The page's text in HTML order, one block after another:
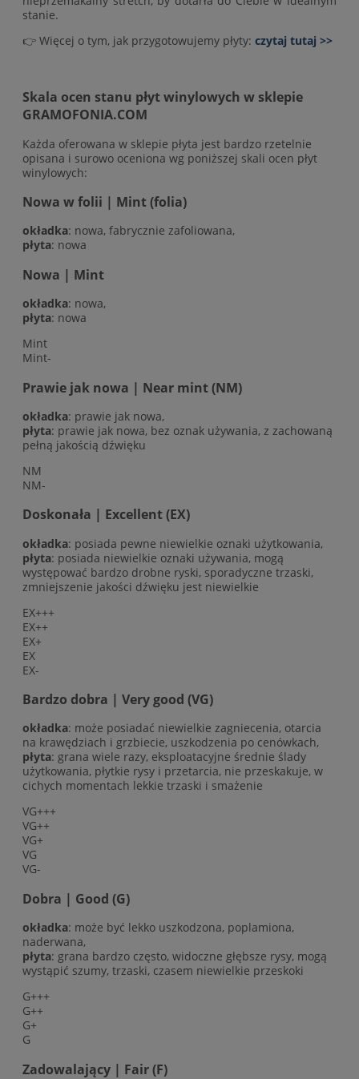
stanie.
👉 Więcej o tym, jak przygotowujemy płyty: czytaj tutaj >>
Skala ocen stanu płyt winylowych w sklepie
GRAMOFONIA.COM
Każda oferowana w sklepie płyta jest bardzo rzetelnie
opisana i surowo oceniona wg poniższej skali ocen płyt
winylowych:
Nowa w folii | Mint (folia)
okładka: nowa, fabrycznie zafoliowana,
płyta: nowa
Nowa | Mint
okładka: nowa,
płyta: nowa
Mint
Mint-
Prawie jak nowa | Near mint (NM)
okładka: prawie jak nowa,
płyta: prawie jak nowa, bez oznak używania, z zachowaną
pełną jakością dźwięku
NM
NM-
Doskonała | Excellent (EX)
okładka: posiada pewne niewielkie oznaki użytkowania,
płyta: posiada niewielkie oznaki używania, mogą
występować bardzo drobne ryski, sporadyczne trzaski,
zmniejszenie jakości dźwięku jest niewielkie
EX+++
EX++
EX+
EX
EX-
Bardzo dobra | Very good (VG)
okładka: może posiadać niewielkie zagniecenia, otarcia
na krawędziach i grzbiecie, uszkodzenia po cenówkach,
płyta: grana wiele razy, eksploatacyjne średnie ślady
użytkowania, płytkie rysy i przetarcia, nie przeskakuje, w
cichych momentach lekkie trzaski i smażenie
VG+++
VG++
VG+
VG
VG-
Dobra | Good (G)
okładka: może być lekko uszkodzona, poplamiona,
naderwana,
płyta: grana bardzo często, widoczne głębsze rysy, mogą
wystąpić szumy, trzaski, czasem niewielkie przeskoki
G+++
G++
G+
G
Zadowalający | Fair (F)